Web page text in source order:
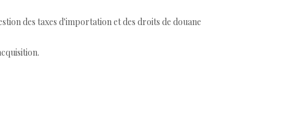
des taxes d'importation et des droits de douane